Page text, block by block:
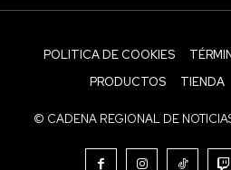
POLITICA DE COOKIES
PRODUCTOS
TIENDA
© CADENA REGIONAL DE